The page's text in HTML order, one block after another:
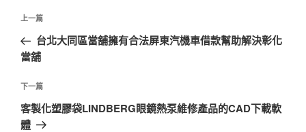
文
導
覽
上
一
篇
章
上一篇
台北大同區當舖擁有合法屏東汽機車借款幫助解決彰化
當舖
下
一
篇
下一篇
客製化塑膠袋LINDBERG眼鏡熱泵維修產品的CAD下載軟
體